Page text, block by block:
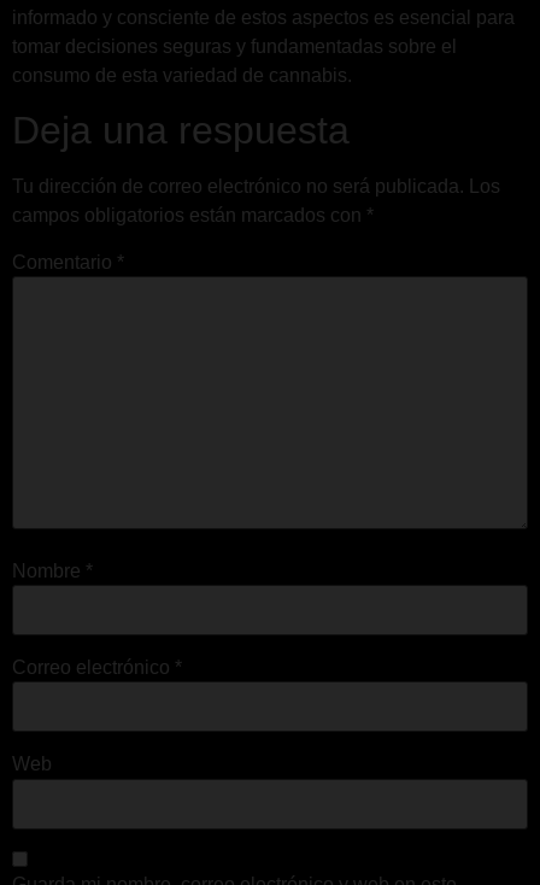
informado y consciente de estos aspectos es esencial para
tomar decisiones seguras y fundamentadas sobre el
consumo de esta variedad de cannabis.
Deja una respuesta
Tu dirección de correo electrónico no será publicada.
Los
campos obligatorios están marcados con *
Comentario *
Nombre *
Correo electrónico *
Web